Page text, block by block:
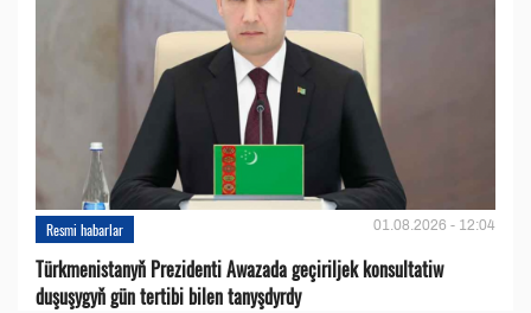
Resmi habarlar 01.08.2026 - 12:04
Türkmenistanyň Prezidenti Awazada geçiriljek konsultatiw
duşuşygyň gün tertibi bilen tanyşdyrdy